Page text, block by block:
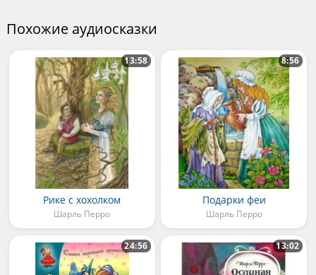
Похожие аудиосказки
Рике с хохолком
Шарль Перро
13:58
Подарки феи
Шарль Перро
8:56
24:56 13:02